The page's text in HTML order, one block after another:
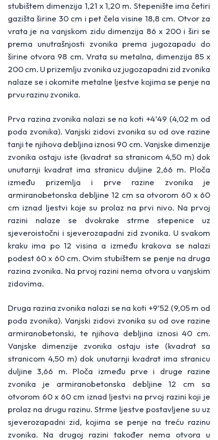
stubištem dimenzija 1,21 x 1,20 m. Stepenište ima četiri
gazišta širine 30 cm i pet čela visine 18,8 cm. Otvor za
vrata je na vanjskom zidu dimenzija 86 x 200 i širi se
prema unutrašnjosti zvonika prema jugozapadu do
širine otvora 98 cm. Vrata su metalna, dimenzija 85 x
200 cm. U prizemlju zvonika uz jugozapadni zid zvonika
nalaze se i okomite metalne ljestve kojima se penje na
prvu razinu zvonika.
Prva razina zvonika nalazi se na koti +4’49 (4,02 m od
poda zvonika). Vanjski zidovi zvonika su od ove razine
tanji te njihova debljina iznosi 90 cm. Vanjske dimenzije
zvonika ostaju iste (kvadrat sa stranicom 4,50 m) dok
unutarnji kvadrat ima stranicu duljine 2,66 m. Ploča
između prizemlja i prve razine zvonika je
armiranobetonska debljine 12 cm sa otvorom 60 x 60
cm iznad ljestvi koje su prolaz na prvi nivo. Na prvoj
razini nalaze se dvokrake strme stepenice uz
sjeveroistočni i sjeverozapadni zid zvonika. U svakom
kraku ima po 12 visina a između krakova se nalazi
podest 60 x 60 cm. Ovim stubištem se penje na druga
razina zvonika. Na prvoj razini nema otvora u vanjskim
zidovima.
Druga razina zvonika nalazi se na koti +9’52 (9,05 m od
poda zvonika). Vanjski zidovi zvonika su od ove razine
armiranobetonski, te njihova debljina iznosi 40 cm.
Vanjske dimenzije zvonika ostaju iste (kvadrat sa
stranicom 4,50 m) dok unutarnji kvadrat ima stranicu
duljine 3,66 m. Ploča između prve i druge razine
zvonika je armiranobetonska debljine 12 cm sa
otvorom 60 x 60 cm iznad ljestvi na prvoj razini koji je
prolaz na drugu razinu. Strme ljestve postavljene su uz
sjeverozapadni zid, kojima se penje na treću razinu
zvonika. Na drugoj razini također nema otvora u